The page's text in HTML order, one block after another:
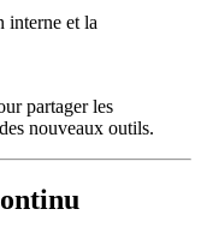
interne et la
partager les
nouveaux outils.